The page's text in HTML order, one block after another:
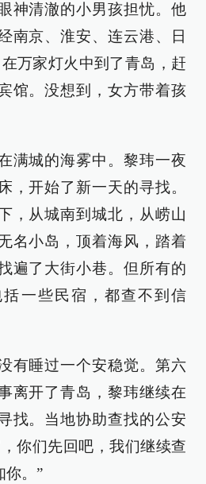
神清澈的小男孩担忧。他
南京、淮安、连云港、日
万家灯火中到了青岛，赶
馆。没想到，女方带着孩
满城的海雾中。黎玮一夜
，开始了新一天的寻找。
，从城南到城北，从崂山
名小岛，顶着海风，踏着
遍了大街小巷。但所有的
一些民宿，都查不到信
有睡过一个安稳觉。第六
离开了青岛，黎玮继续在
找。当地协助查找的公安
你们先回吧，我们继续查
你。”